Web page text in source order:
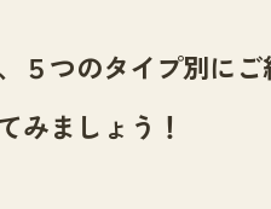
つのタイプ別にご
みましょう！